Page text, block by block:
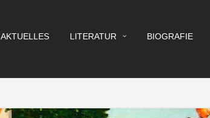
AKTUELLES LITERATUR BIOGRAFIE